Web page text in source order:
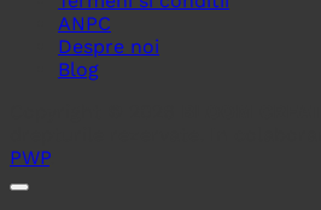
ANPC
Despre noi
Blog
PWP.